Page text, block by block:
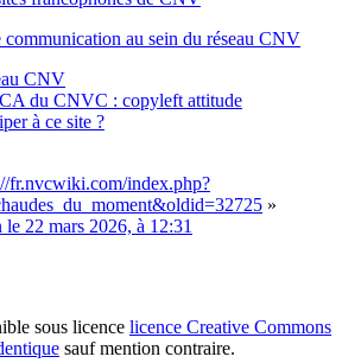
communication au sein du réseau CNV
CNV
du CNVC : copyleft attitude
à ce site ?
fr.nvcwiki.com/index.php?
»
22 mars 2026, à 12:31
sous licence licence Creative Commons
sauf mention contraire.